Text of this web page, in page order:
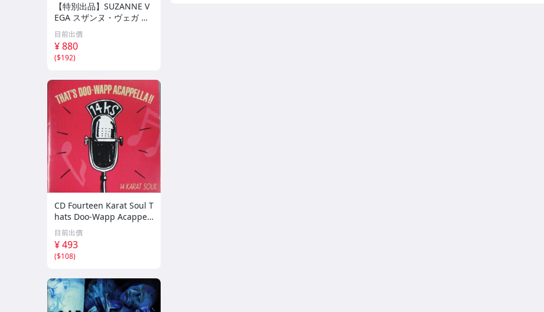
【特別出品】SUZANNE V
EGA スザンヌ・ヴェガ 精
選集 100歌 音楽DL(MP3C
D)☆
目前出價
¥ 880
($192)
CD Fourteen Karat Soul T
hats Doo-Wapp Acappell
a PCCY00374 Canyon Int
ernational /00110
目前出價
¥ 493
($108)